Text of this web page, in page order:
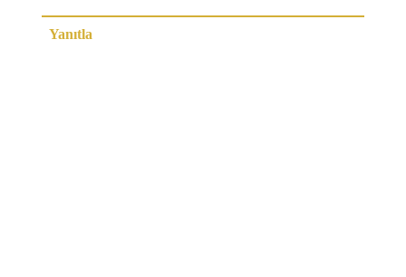
Yanıtla